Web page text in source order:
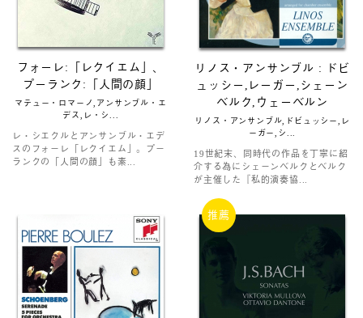
フォーレ:「レクイエム」、
プーランク:「人間の顔」
マテュー・ロマーノ,アンサンブル・エ
デス,レ・シ...
レ・シエクルとアンサンブル・エデ
スのフォーレ「レクイエム」。プー
ランクの「人間の顔」も素...
リノス・アンサンブル : ドビ
ュッシー,レーガー,シェーン
ベルク,ウェーベルン
リノス・アンサンブル,ドビュッシー,レ
ーガー,シ...
19世紀末、同時代の作品を丁寧に紹
介する為にシェーンベルクとベルク
が主催した『私的演奏協...
推薦